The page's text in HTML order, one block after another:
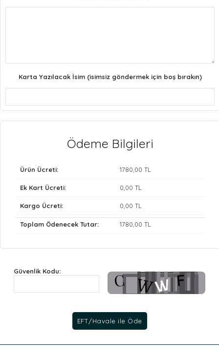
Karta Yazılacak İsim (isimsiz göndermek için boş bırakın)
Ödeme Bilgileri
Ürün Ücreti: 1780 ,00 TL
Ek Kart Ücreti: 0 ,00 TL
Kargo Ücreti: 0 ,00 TL
Toplam Ödenecek Tutar: 1780 ,00 TL
Güvenlik Kodu: